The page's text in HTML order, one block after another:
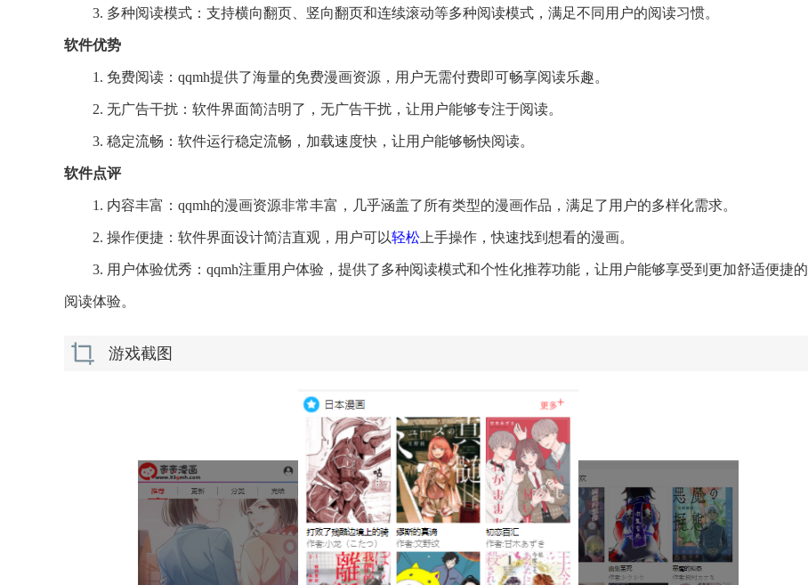
3. 多种阅读模式：支持横向翻页、竖向翻页和连续滚动等多种阅读模式，满足不同用户的阅读习惯。
软件优势
1. 免费阅读：qqmh提供了海量的免费漫画资源，用户无需付费即可畅享阅读乐趣。
2. 无广告干扰：软件界面简洁明了，无广告干扰，让用户能够专注于阅读。
3. 稳定流畅：软件运行稳定流畅，加载速度快，让用户能够畅快阅读。
软件点评
1. 内容丰富：qqmh的漫画资源非常丰富，几乎涵盖了所有类型的漫画作品，满足了用户的多样化需求。
2. 操作便捷：软件界面设计简洁直观，用户可以轻松 上手操作，快速找到想看的漫画。
3. 用户体验优秀：qqmh注重用户体验，提供了多种阅读模式和个性化推荐功能，让用户能够享受到更加舒适便捷的
阅读体验。
游戏截图